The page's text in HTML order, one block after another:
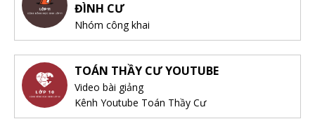
ĐÌNH CƯ
Nhóm công khai
TOÁN THẦY CƯ YOUTUBE
Video bài giảng
Kênh Youtube Toán Thầy Cư